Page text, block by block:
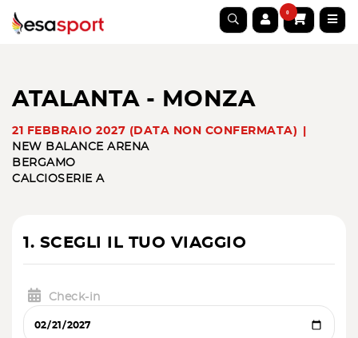
0
ATALANTA - MONZA
21 FEBBRAIO 2027 (DATA NON CONFERMATA)
NEW BALANCE ARENA
BERGAMO
CALCIOSERIE A
1. SCEGLI IL TUO VIAGGIO
Check-in